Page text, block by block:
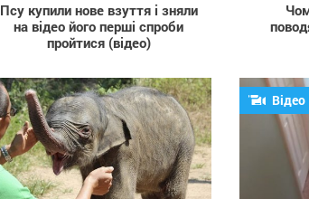
Псу купили нове взуття і зняли
на відео його перші спроби
пройтися (відео)
Відео